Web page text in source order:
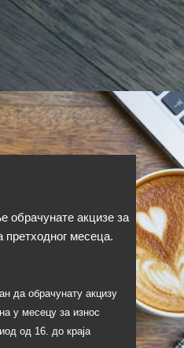
обрачунате акцизе за
претходног месеца.
да обрачунату акцизу
у месецу за износ
од 16. до краја